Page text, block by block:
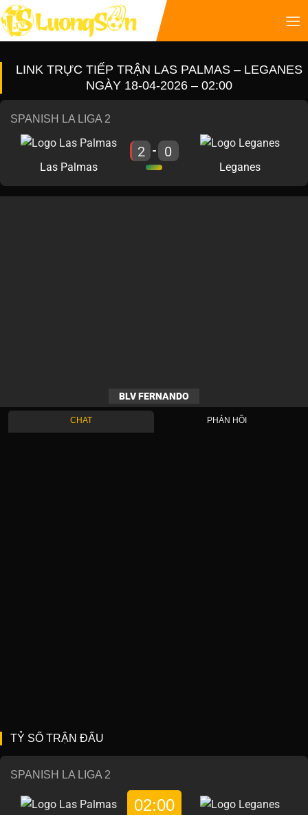
LINK TRỰC TIẾP TRẬN LAS PALMAS – LEGANES
NGÀY 18-04-2026 – 02:00
SPANISH LA LIGA 2
Las Palmas
2 - 0
Leganes
BLV FERNANDO
CHAT PHẢN HỒI
TỶ SỐ TRẬN ĐẤU
SPANISH LA LIGA 2
02:00